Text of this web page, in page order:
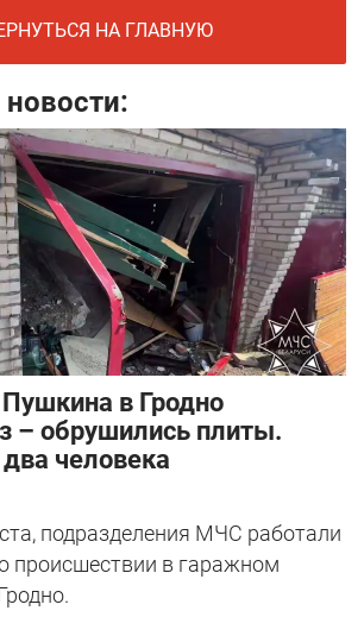
НА ГЛАВНУЮ
в Гродно
– обрушились плиты.
человека
подразделения МЧС работали
происшествии в гаражном